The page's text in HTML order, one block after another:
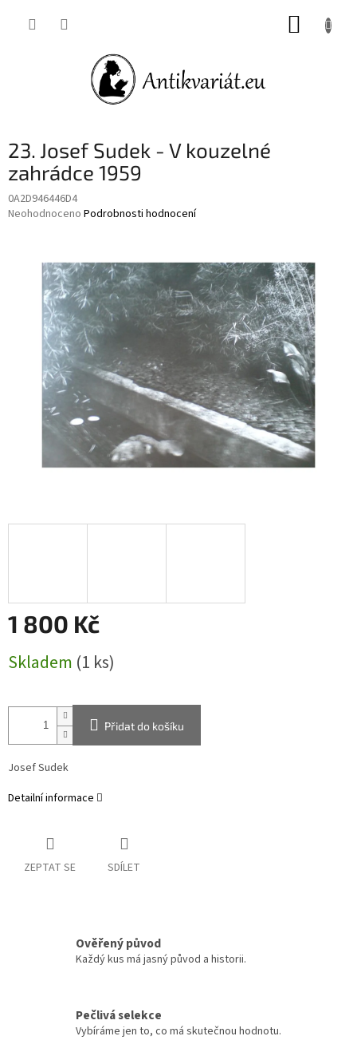
23. Josef Sudek - V kouzelné
zahrádce 1959
0A2D946446D4
Průměrné
hvězdiček.
Neohodnoceno Podrobnosti hodnocení
1 800 Kč
cena:
Skladem (1 ks)
Přidat do košíku
Josef Sudek
Detailní informace
ZEPTAT SE SDÍLET
Ověřený původ
Každý kus má jasný původ a historii.
Pečlivá selekce
Vybíráme jen to, co má skutečnou hodnotu.